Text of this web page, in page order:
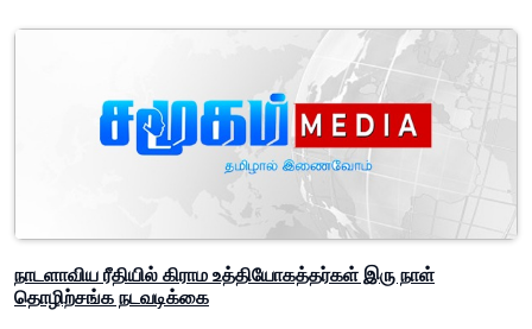
நாடளாவிய ரீதியில் கிராம உத்தியோகத்தர்கள் இரு நாள்
தொழிற்சங்க நடவடிக்கை